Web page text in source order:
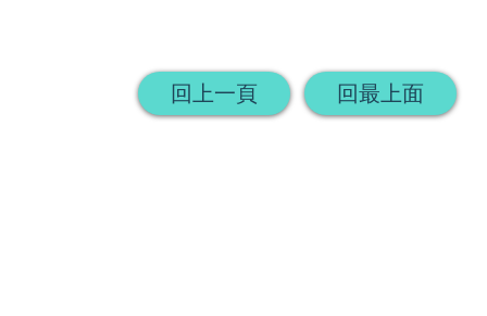
回上一頁 回最上面